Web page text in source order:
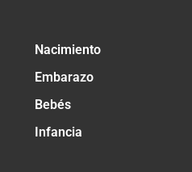
Nacimiento
Embarazo
Bebés
Infancia